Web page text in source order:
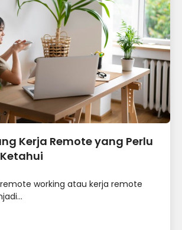
Kerja Remote yang Perlu
working atau kerja remote